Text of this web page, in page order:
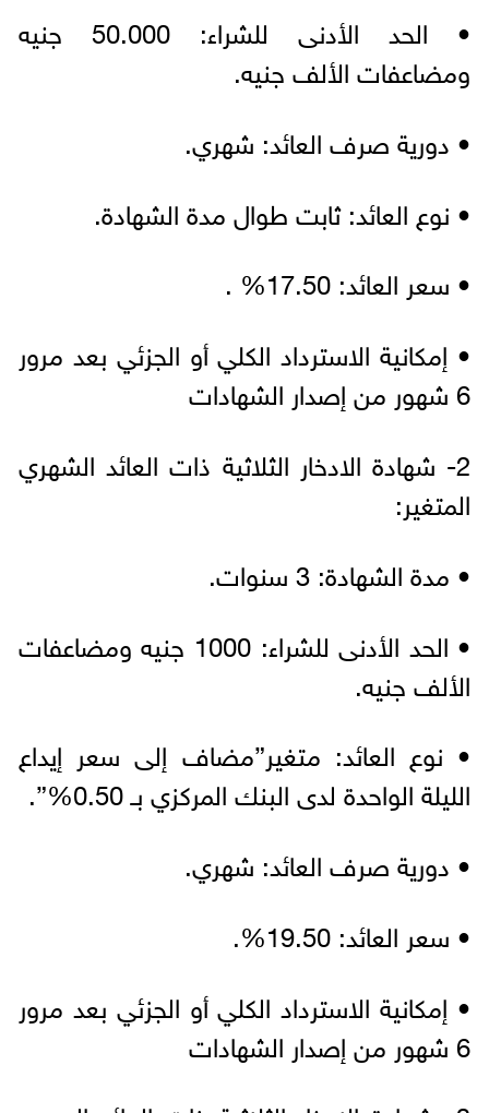
• الحد الأدنى للشراء: 50.000 جنيه
ومضاعفات الألف جنيه.
• دورية صرف العائد: شهري.
• نوع العائد: ثابت طوال مدة الشهادة.
• سعر العائد: 17.50% .
• إمكانية الاسترداد الكلي أو الجزئي بعد مرور
6 شهور من إصدار الشهادات
2- شهادة الادخار الثلاثية ذات العائد الشهري
المتغير:
• مدة الشهادة: 3 سنوات.
• الحد الأدنى للشراء: 1000 جنيه ومضاعفات
الألف جنيه.
• نوع العائد: متغير”مضاف إلى سعر إيداع
الليلة الواحدة لدى البنك المركزي بـ 0.50%”.
• دورية صرف العائد: شهري.
• سعر العائد: 19.50%.
• إمكانية الاسترداد الكلي أو الجزئي بعد مرور
6 شهور من إصدار الشهادات